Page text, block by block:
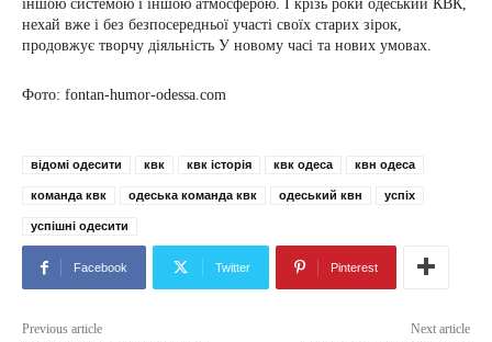
іншою системою і іншою атмосферою. І крізь роки одеський КВК,
нехай вже і без безпосередньої участі своїх старих зірок,
продовжує творчу діяльність У новому часі та нових умовах.
Фото: fontan-humor-odessa.com
відомі одесити квк квк історія квк одеса квн одеса
команда квк одеська команда квк одеський квн успіх
успішні одесити
Facebook Twitter Pinterest
Previous article Next article